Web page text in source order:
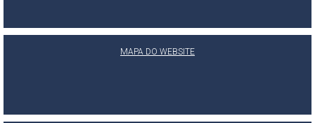
MAPA DO WEBSITE